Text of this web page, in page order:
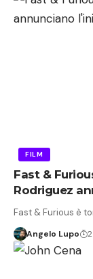
FILM
Fast &
Rodriguez
Fast & Furious è
Angelo Lupo